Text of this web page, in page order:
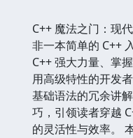
C++ 魔法之门：现
非一本简单的 C++
C++ 强大力量、掌
用高级特性的开发
基础语法的冗余讲
巧，引领读者穿越
的灵活性与效率。